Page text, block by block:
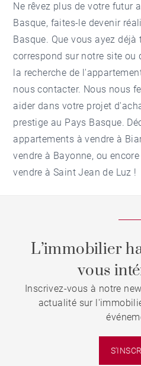
Ne rêvez plus de votre futur
Basque, faites-le devenir
Basque. Que vous ayez
correspond sur notre site ou
la recherche de
nous contacter. Nous nous
aider dans votre projet
prestige au Pays Basque.
appartements à vendre à
vendre à Bayonne, ou
vendre à Saint Jean de Luz !
L’immobilier
vous
Inscrivez-vous à notre
actualité sur